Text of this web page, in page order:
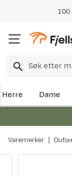
Herre Dame
Varemerker